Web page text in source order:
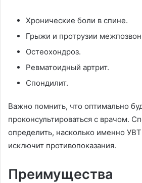
Хронические боли в спине.
Грыжи и протрузии
Остеохондроз.
Ревматоидный артрит.
Спондилит.
Важно помнить, что оптимально
проконсультироваться с врачом.
определить, насколько именно
исключит противопоказания.
Преимущества